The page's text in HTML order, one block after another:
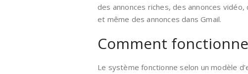
des annonces riches, des annonces
et même des annonces dans Gmail.
Comment
Le système fonctionne selon un modèle